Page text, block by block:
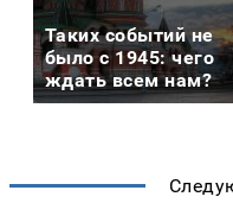
Таких событий не
было с 1945: чего
ждать всем нам?